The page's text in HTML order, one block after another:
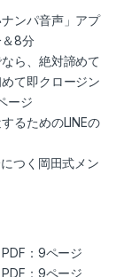
ンパ音声」アプ
8分
ら、絶対諦めて
て即クロージン
ージ
るためのLINEの
つく岡田式メン
：9ページ
：9ページ